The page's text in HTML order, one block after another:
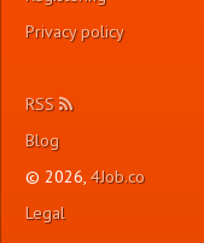
Privacy policy
RSS
Blog
© 2026, 4Job.co
Legal